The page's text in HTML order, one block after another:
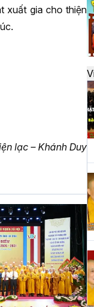
xuất gia cho thiện
lạc – Khánh Duy